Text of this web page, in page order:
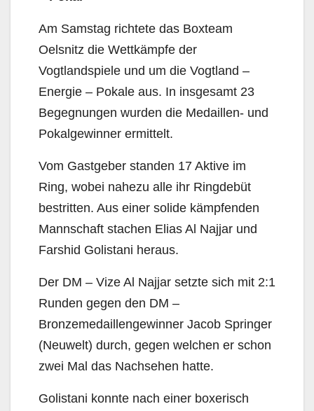
Am Samstag richtete das Boxteam
Oelsnitz die Wettkämpfe der
Vogtlandspiele und um die Vogtland –
Energie – Pokale aus. In insgesamt 23
Begegnungen wurden die Medaillen- und
Pokalgewinner ermittelt.
Vom Gastgeber standen 17 Aktive im
Ring, wobei nahezu alle ihr Ringdebüt
bestritten. Aus einer solide kämpfenden
Mannschaft stachen Elias Al Najjar und
Farshid Golistani heraus.
Der DM – Vize Al Najjar setzte sich mit 2:1
Runden gegen den DM –
Bronzemedaillengewinner Jacob Springer
(Neuwelt) durch, gegen welchen er schon
zwei Mal das Nachsehen hatte.
Golistani konnte nach einer boxerisch